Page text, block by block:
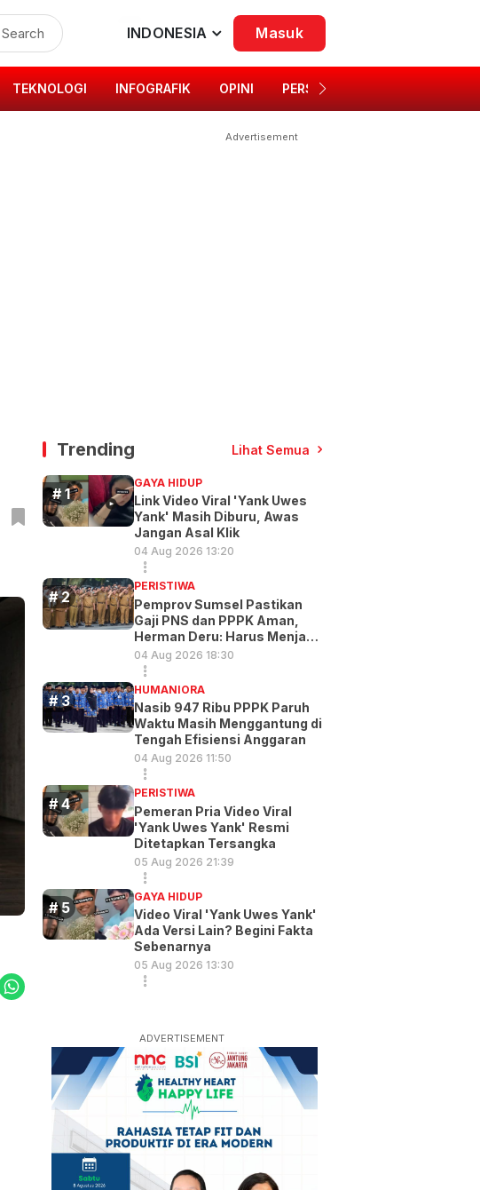
Search INDONESIA Masuk
TEKNOLOGI INFOGRAFIK OPINI PERSONA
Advertisement
Trending Lihat Semua
GAYA HIDUP
Link Video Viral 'Yank Uwes
Yank' Masih Diburu, Awas
Jangan Asal Klik
04 Aug 2026 13:20
PERISTIWA
Pemprov Sumsel Pastikan
Gaji PNS dan PPPK Aman,
Herman Deru: Harus Menjadi
Prioritas
04 Aug 2026 18:30
HUMANIORA
Nasib 947 Ribu PPPK Paruh
Waktu Masih Menggantung di
Tengah Efisiensi Anggaran
04 Aug 2026 11:50
PERISTIWA
Pemeran Pria Video Viral
'Yank Uwes Yank' Resmi
Ditetapkan Tersangka
05 Aug 2026 21:39
GAYA HIDUP
Video Viral 'Yank Uwes Yank'
Ada Versi Lain? Begini Fakta
Sebenarnya
05 Aug 2026 13:30
ADVERTISEMENT